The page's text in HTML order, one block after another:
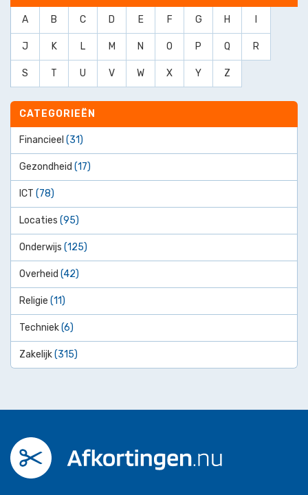
A B C D E F G H
J K L M N O P Q R
S T U V W X Y Z
CATEGORIEËN
Financieel (31)
Gezondheid (17)
ICT (78)
Locaties (95)
Onderwijs (125)
Overheid (42)
Religie (11)
Techniek(6)
Zakelijk(315)